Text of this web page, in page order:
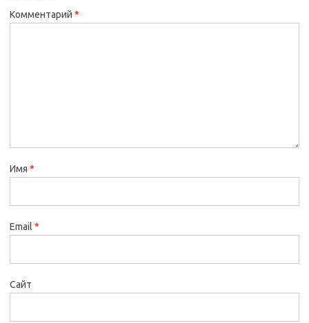
Комментарий *
Имя *
Email *
Сайт